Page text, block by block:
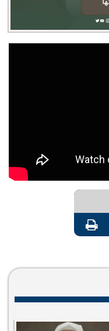
مشاركة عبر البريد طباعة